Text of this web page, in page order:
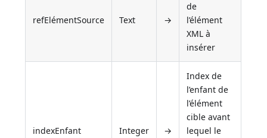
refElémentSource Text →
de
l’élément
XML à
insérer
indexEnfant Integer →
Index de
l’enfant de
l’élément
cible avant
lequel le